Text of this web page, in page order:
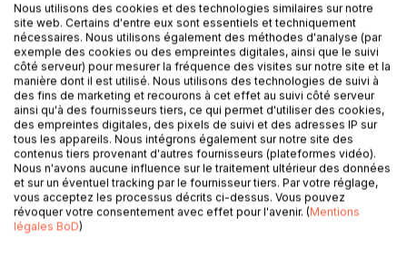
Este libro revela, reproduce y comenta 100 documentos
claves del fútbol mundial, provenientes de los archivos y
bibliotecas de Francia, Suiza y Uruguay, que demuestran
de modo definitivo que el torneo olímpico de fútbol de
1924, disputado en París, fue el primer Campeonato del
Mundo de la historia. Cet ouvrage révèle, reproduit et
commente 100 documents clés du football mondial,
provenant des archives et bibliothèques de France, de
Suisse et d'Uruguay, qui démontrent définitivement que le
tournoi olympique de football de 1924, qui s'est tenu à
Paris, a été le premier Championnat du Monde de l'histoire.
Nous utilisons des cookies et des technologies similaires sur notre
site web. Certains d'entre eux sont essentiels et techniquement
nécessaires. Nous utilisons également des méthodes d'analyse (par
exemple des cookies ou des empreintes digitales, ainsi que le suivi
côté serveur) pour mesurer la fréquence des visites sur notre site et la
manière dont il est utilisé. Nous utilisons des technologies de suivi à
des fins de marketing et recourons à cet effet au suivi côté serveur
ainsi qu'à des fournisseurs tiers, ce qui permet d'utiliser des cookies,
des empreintes digitales, des pixels de suivi et des adresses IP sur
tous les appareils. Nous intégrons également sur notre site des
contenus tiers provenant d'autres fournisseurs (plateformes vidéo).
Nous n'avons aucune influence sur le traitement ultérieur des données
et sur un éventuel tracking par le fournisseur tiers. Par votre réglage,
vous acceptez les processus décrits ci-dessus. Vous pouvez
révoquer votre consentement avec effet pour l'avenir. (Mentions
légales BoD)